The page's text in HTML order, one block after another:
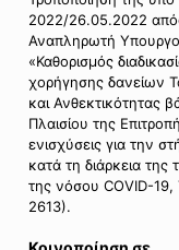
2022/26.05.2022
Αναπληρωτή
«Καθορισμός
χορήγησης δανείων
και Ανθεκτικότητας
Πλαισίου της
ενισχύσεις για την
κατά τη διάρκεια
της νόσου COVID-19,
2613).